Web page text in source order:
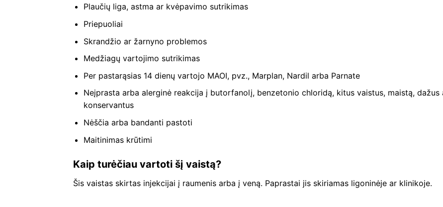
Plaučių liga, astma ar kvėpavimo sutrikimas
Priepuoliai
Skrandžio ar žarnyno problemos
Medžiagų vartojimo sutrikimas
Per pastarąsias 14 dienų vartojo MAOI, pvz., Marplan, Nardil arba Parnate
Neįprasta arba alerginė reakcija į butorfanolį, benzetonio chloridą, kitus vaistus, maistą, dažus
konservantus
Nėščia arba bandanti pastoti
Maitinimas krūtimi
Kaip turėčiau vartoti šį vaistą?
Šis vaistas skirtas injekcijai į raumenis arba į veną. Paprastai jis skiriamas ligoninėje ar klinikoje.